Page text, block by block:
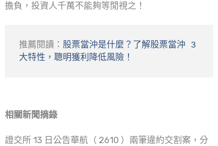
擔負，投資人千萬不能夠等閒視之！
推薦閱讀： 股票當沖是什麼？了解股票當沖 3
大特性，聰明獲利降低風險！
相關新聞摘錄
證交所 13 日公告華航（ 2610 ）兩筆違約交割案，分